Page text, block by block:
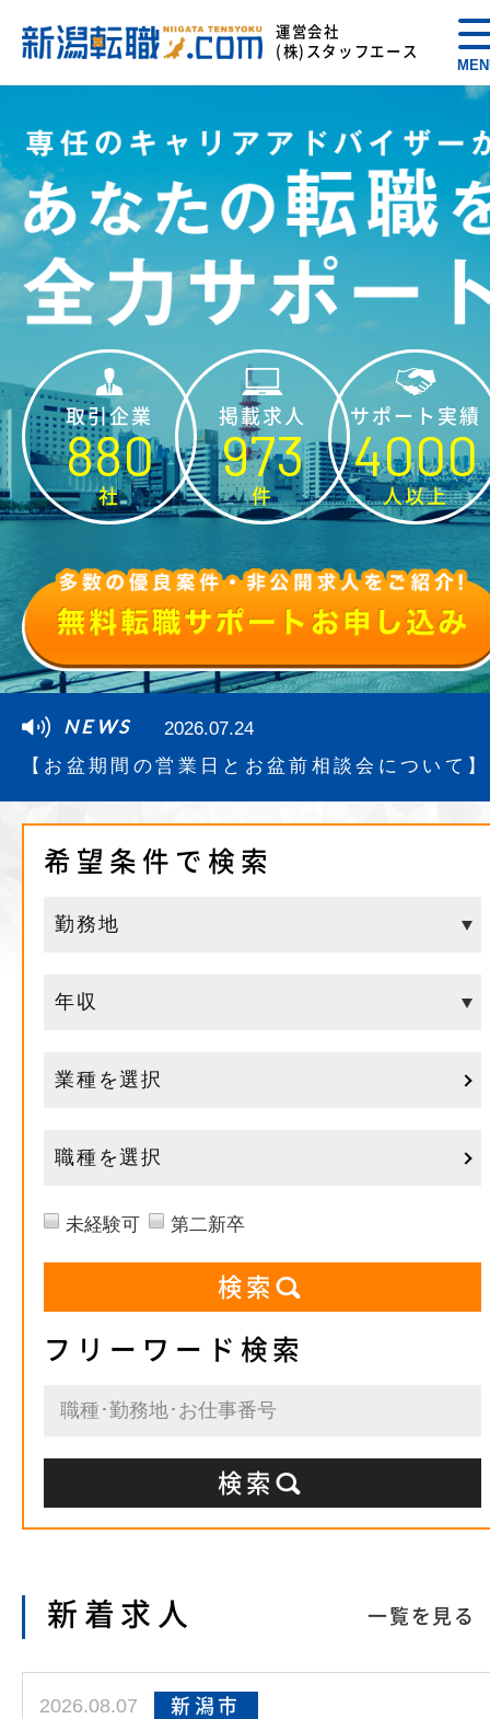
運営会社
(株)スタッフエース
取引企業
880
社
掲載求人
973
件
サポート実績
4000
人以上
NEWS
2026.07.24
【お盆期間の営業日とお盆前相談会について】
希望条件で検索
業種を選択
職種を選択
未経験可 第二新卒
フリーワード検索
新着求人 一覧を見る
2026.08.07 新潟市